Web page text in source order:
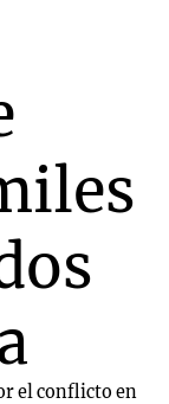
el conflicto en